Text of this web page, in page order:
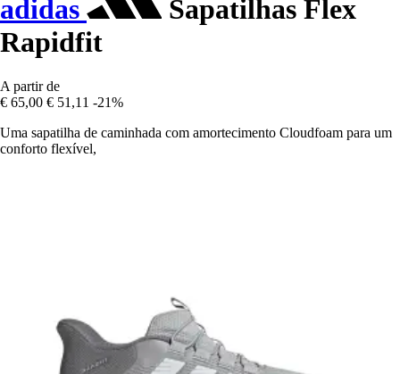
adidas
Sapatilhas Flex
Rapidfit
A partir de
€ 65,00 € 51,11 -21%
Uma sapatilha de caminhada com amortecimento Cloudfoam para um
conforto flexível,